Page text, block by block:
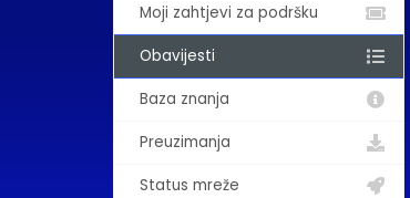
Moji zahtjevi za podršku
Obavijesti
Baza znanja
Preuzimanja
Status mreže